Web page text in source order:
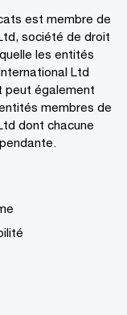
est membre de
société de droit
les entités
Ltd
peut également
membres de
dont chacune